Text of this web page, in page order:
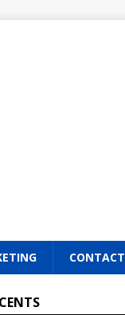
CONTACT